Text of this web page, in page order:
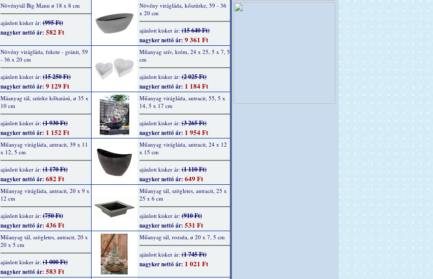
Növénytál Big Mann ø 18 x 8 cm
ajánlott kisker ár:(995 Ft)
nagyker nettó ár: 582 Ft
Növény virágláda, kőszürke, 59 - 36
x 20 cm
ajánlott kisker ár:(15 640 Ft)
nagyker nettó ár: 9 361 Ft
Növény virágláda, fekete - gránit, 59
- 36 x 20 cm
ajánlott kisker ár:(15 250 Ft)
nagyker nettó ár: 9 129 Ft
Műanyag szív, krém, 24 x 25, 5 x 7, 5
cm
ajánlott kisker ár:(2 025 Ft)
nagyker nettó ár: 1 184 Ft
Máanyag tál, szürke kőhatású, ø 35 x
10 cm
ajánlott kisker ár:(1 930 Ft)
nagyker nettó ár: 1 152 Ft
Műanyag virágláda, antracit, 55, 5 x
14, 5 x 17 cm
ajánlott kisker ár:(3 265 Ft)
nagyker nettó ár: 1 954 Ft
Műanyag virágláda, antracit, 39 x 11
x 12, 5 cm
ajánlott kisker ár:(1 170 Ft)
nagyker nettó ár: 682 Ft
Műanyag virágláda, antracit, 24 x 12
x 15 cm
ajánlott kisker ár:(1 110 Ft)
nagyker nettó ár: 649 Ft
Műanyag virágláda, antracit, 20 x 9 x
12 cm
ajánlott kisker ár:(750 Ft)
nagyker nettó ár: 436 Ft
Műanyag tál, szögletes, antracit, 25 x
25 x 6 cm
ajánlott kisker ár:(910 Ft)
nagyker nettó ár: 531 Ft
Műanyag tál, szögletes, antracit, 20 x
20 x 5 cm
ajánlott kisker ár:(1 000 Ft)
nagyker nettó ár: 583 Ft
Műanyag tál, rozsda, ø 20 x 7, 5 cm
ajánlott kisker ár:(1 745 Ft)
nagyker nettó ár: 1 021 Ft